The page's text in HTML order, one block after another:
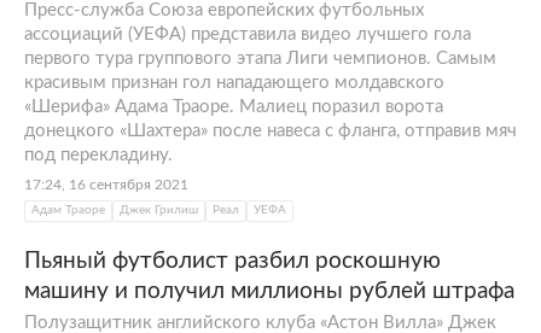
Пресс-служба Союза европейских футбольных
ассоциаций (УЕФА) представила видео лучшего гола
первого тура группового этапа Лиги чемпионов. Самым
красивым признан гол нападающего молдавского
«Шерифа» Адама Траоре. Малиец поразил ворота
донецкого «Шахтера» после навеса с фланга, отправив мяч
под перекладину.
17:24, 16 сентября 2021
Адам Траоре Джек Грилиш Реал УЕФА
Пьяный футболист разбил роскошную
машину и получил миллионы рублей штрафа
Полузащитник английского клуба «Астон Вилла» Джек